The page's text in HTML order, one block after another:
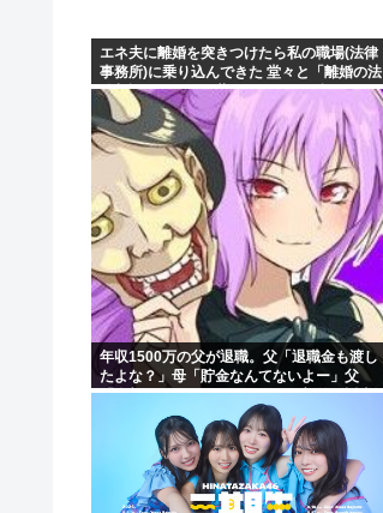
エネ夫に離婚を突きつけたら私の職場(法律
事務所)に乗り込んできた 堂々と「離婚の法
律相談です。母の薦めでこちらに参りまし
た」と言っているが、...
年収1500万の父が退職。父「退職金も渡し
たよな？」母「貯金なんてないよー」父
「全部なくなったの！？」→予想外の返事
に家族騒然となり…